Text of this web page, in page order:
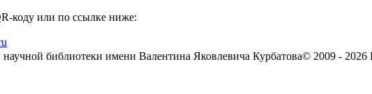
коду или по ссылке ниже:
библиотеки имени Валентина Яковлевича Курбатова© 2009 - 2026